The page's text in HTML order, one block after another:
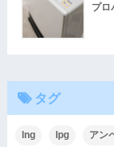
プロ
タグ
lng lpg アン